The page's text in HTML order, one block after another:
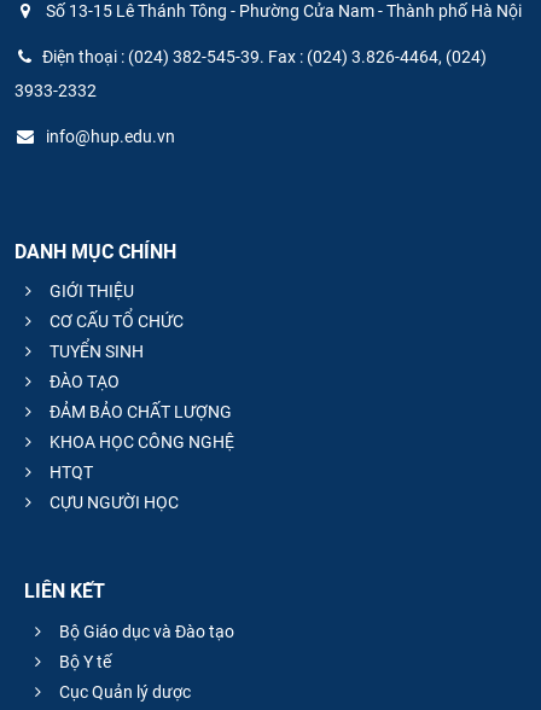
Số 13-15 Lê Thánh Tông - Phường Cửa Nam - Thành phố Hà Nội
Điện thoại : (024) 382-545-39. Fax : (024) 3.826-4464, (024)
3933-2332
info@hup.edu.vn
DANH MỤC CHÍNH
GIỚI THIỆU
CƠ CẤU TỔ CHỨC
TUYỂN SINH
ĐÀO TẠO
ĐẢM BẢO CHẤT LƯỢNG
KHOA HỌC CÔNG NGHỆ
HTQT
CỰU NGƯỜI HỌC
LIÊN KẾT
Bộ Giáo dục và Đào tạo
Bộ Y tế
Cục Quản lý dược